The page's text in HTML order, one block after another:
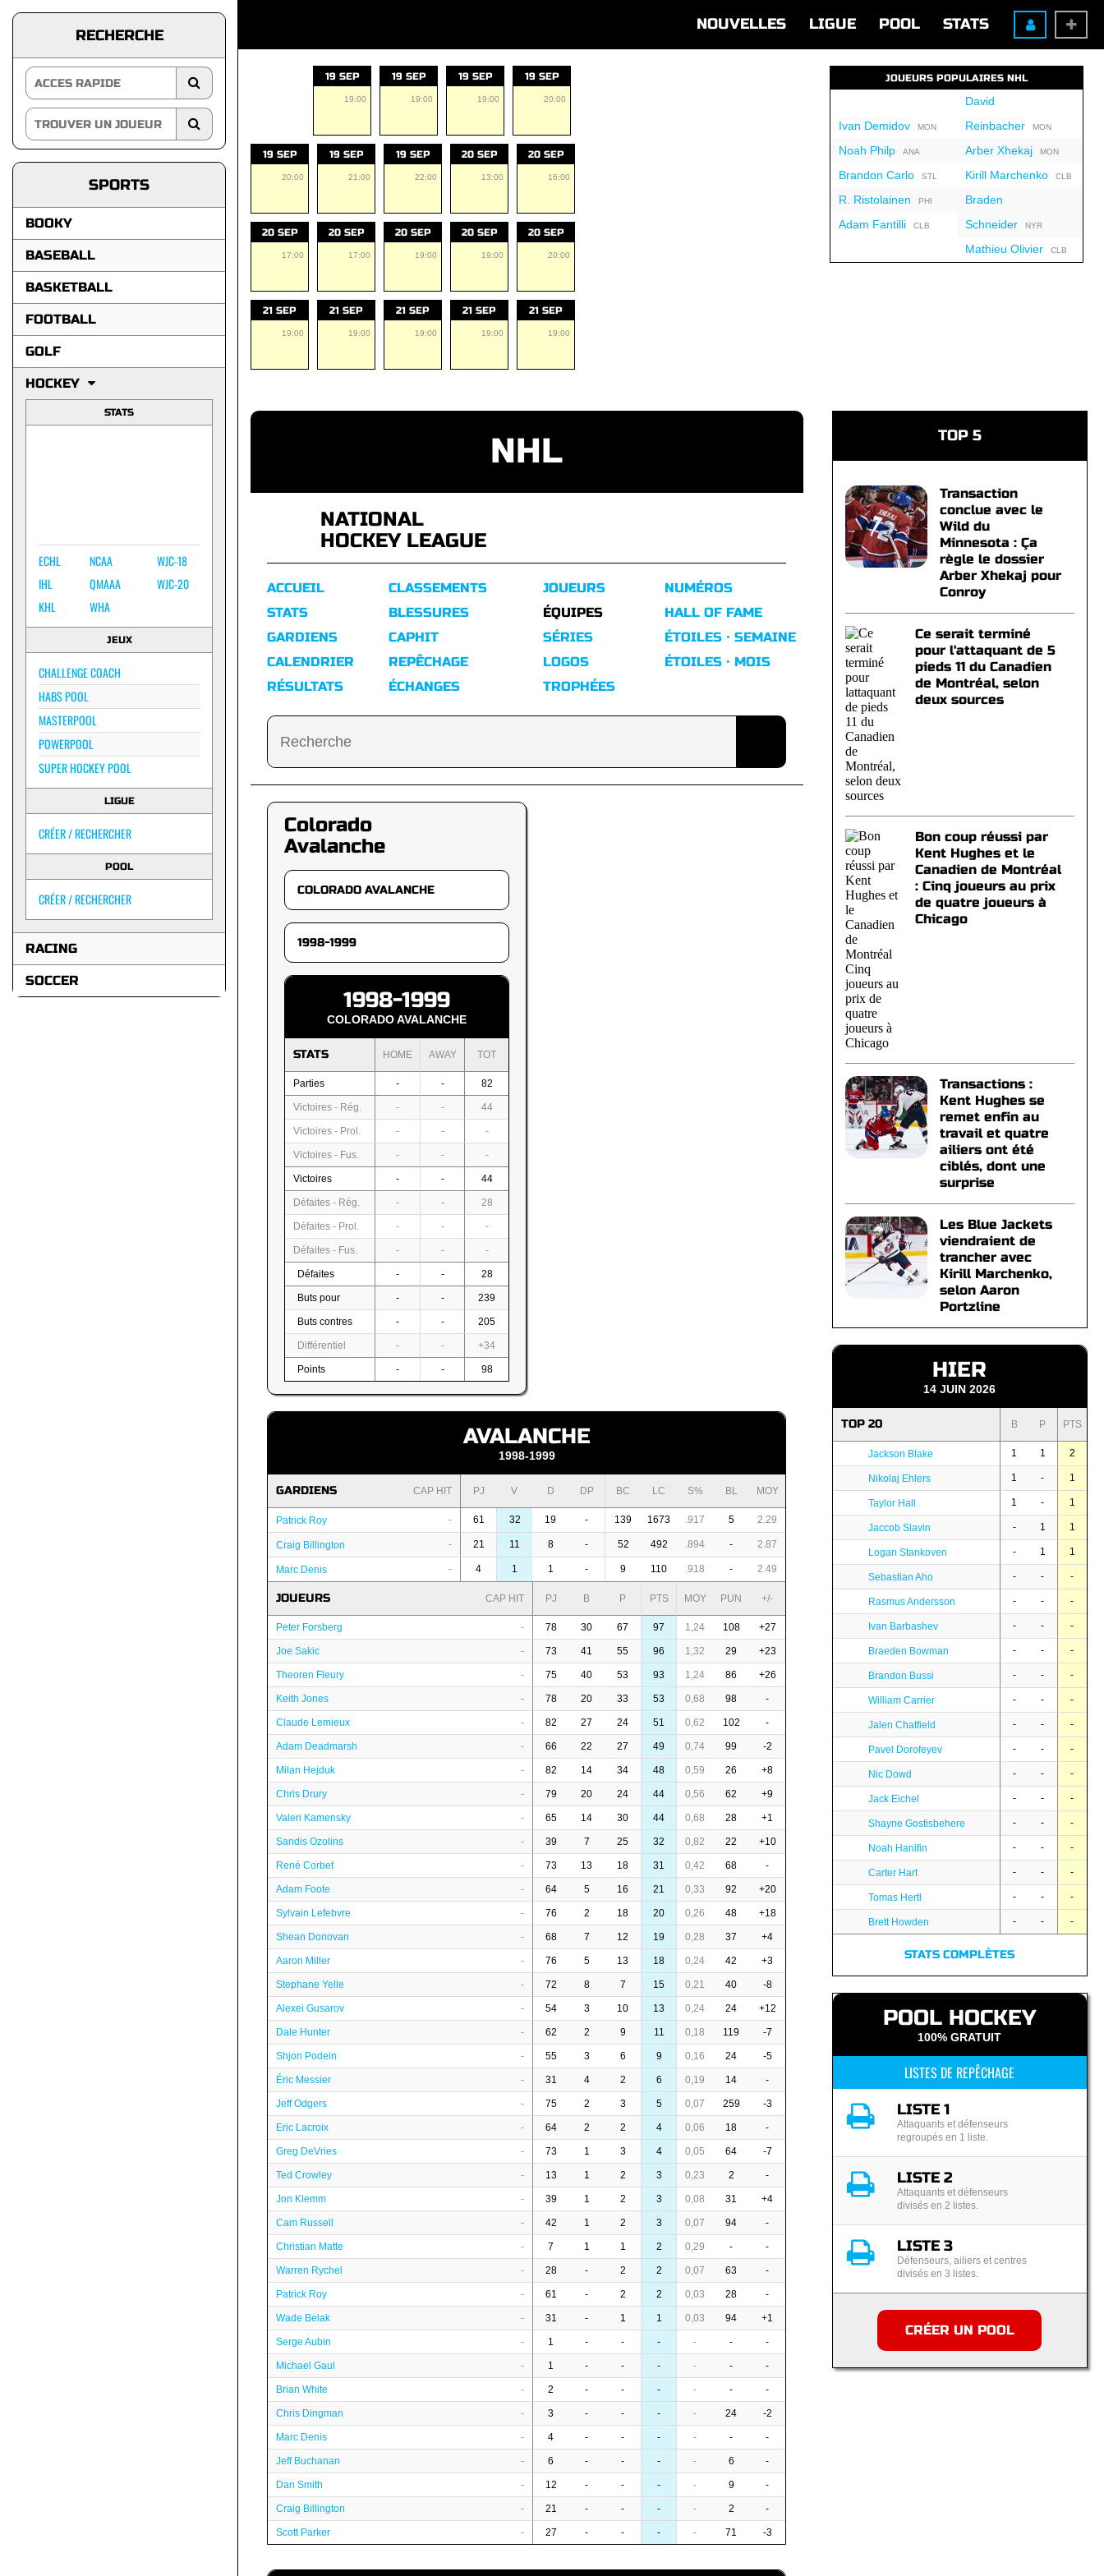
NOUVELLES LIGUE POOL STATS
RECHERCHE
SPORTS
BOOKY
BASEBALL
BASKETBALL
FOOTBALL
GOLF
HOCKEY
STATS
ECHL
IHL
KHL
NCAA
QMAAA
WHA
WJC-18
WJC-20
JEUX
CHALLENGE COACH
HABS POOL
MASTERPOOL
POWERPOOL
SUPER HOCKEY POOL
LIGUE
CRÉER / RECHERCHER
POOL
CRÉER / RECHERCHER
RACING
SOCCER
19 SEP
19:00
19 SEP
19:00
19 SEP
19:00
19 SEP
20:00
19 SEP
20:00
19 SEP
21:00
19 SEP
22:00
20 SEP
13:00
20 SEP
16:00
20 SEP
17:00
20 SEP
17:00
20 SEP
19:00
20 SEP
19:00
20 SEP
20:00
21 SEP
19:00
21 SEP
19:00
21 SEP
19:00
21 SEP
19:00
21 SEP
19:00
JOUEURS POPULAIRES NHL
Ivan DemidovMON
Noah PhilpANA
Brandon CarloSTL
R. Ristolainen PHI
Adam FantilliCLB
David
ReinbacherMON
Arber XhekajMON
Kirill MarchenkoCLB
Braden
SchneiderNYR
Mathieu OlivierCLB
NHL
NATIONAL
HOCKEY LEAGUE
ACCUEIL
STATS
GARDIENS
CALENDRIER
RÉSULTATS
CLASSEMENTS
BLESSURES
CAPHIT
REPÊCHAGE
ÉCHANGES
JOUEURS
ÉQUIPES
SÉRIES
LOGOS
TROPHÉES
NUMÉROS
HALL OF FAME
ÉTOILES · SEMAINE
ÉTOILES · MOIS
Colorado
Avalanche
1998-1999
COLORADO AVALANCHE
STATS HOME AWAY TOT
Parties - - 82
Victoires - Rég. - - 44
Victoires - Prol. - - -
Victoires - Fus. - - -
Victoires - - 44
Défaites - Rég. - - 28
Défaites - Prol. - - -
Défaites - Fus. - - -
Défaites - - 28
Buts pour - - 239
Buts contres - - 205
Différentiel - - +34
Points - - 98
AVALANCHE
1998-1999
GARDIENS CAP HIT PJ V D DP BC LC S% BL MOY
Patrick Roy - 61 32 19 - 139 1673 .917 5 2.29
Craig Billington - 21 11 8 - 52 492 .894 - 2.87
Marc Denis - 4 1 1 - 9 110 .918 - 2.49
JOUEURS CAP HIT PJ B P PTS MOY PUN +/-
Peter Forsberg - 78 30 67 97 1,24 108 +27
Joe Sakic - 73 41 55 96 1,32 29 +23
Theoren Fleury - 75 40 53 93 1,24 86 +26
Keith Jones - 78 20 33 53 0,68 98 -
Claude Lemieux - 82 27 24 51 0,62 102 -
Adam Deadmarsh - 66 22 27 49 0,74 99 -2
Milan Hejduk - 82 14 34 48 0,59 26 +8
Chris Drury - 79 20 24 44 0,56 62 +9
Valeri Kamensky - 65 14 30 44 0,68 28 +1
Sandis Ozolins - 39 7 25 32 0,82 22 +10
René Corbet - 73 13 18 31 0,42 68 -
Adam Foote - 64 5 16 21 0,33 92 +20
Sylvain Lefebvre - 76 2 18 20 0,26 48 +18
Shean Donovan - 68 7 12 19 0,28 37 +4
Aaron Miller - 76 5 13 18 0,24 42 +3
Stephane Yelle - 72 8 7 15 0,21 40 -8
Alexei Gusarov - 54 3 10 13 0,24 24 +12
Dale Hunter - 62 2 9 11 0,18 119 -7
Shjon Podein - 55 3 6 9 0,16 24 -5
Éric Messier - 31 4 2 6 0,19 14 -
Jeff Odgers - 75 2 3 5 0,07 259 -3
Eric Lacroix - 64 2 2 4 0,06 18 -
Greg DeVries - 73 1 3 4 0,05 64 -7
Ted Crowley - 13 1 2 3 0,23 2 -
Jon Klemm - 39 1 2 3 0,08 31 +4
Cam Russell - 42 1 2 3 0,07 94 -
Christian Matte - 7 1 1 2 0,29 - -
Warren Rychel - 28 - 2 2 0,07 63 -
Patrick Roy - 61 - 2 2 0,03 28 -
Wade Belak - 31 - 1 1 0,03 94 +1
Serge Aubin - 1 - - - - - -
Michael Gaul - 1 - - - - - -
Brian White - 2 - - - - - -
Chris Dingman - 3 - - - - 24 -2
Marc Denis - 4 - - - - - -
Jeff Buchanan - 6 - - - - 6 -
Dan Smith - 12 - - - - 9 -
Craig Billington - 21 - - - - 2 -
Scott Parker - 27 - - - - 71 -3
TOP 5
Transaction
conclue avec le
Wild du
Minnesota : Ça
règle le dossier
Arber Xhekaj pour
Conroy
Ce serait terminé
pour l'attaquant de 5
pieds 11 du Canadien
de Montréal, selon
deux sources
Bon coup réussi par
Kent Hughes et le
Canadien de Montréal
: Cinq joueurs au prix
de quatre joueurs à
Chicago
Transactions :
Kent Hughes se
remet enfin au
travail et quatre
ailiers ont été
ciblés, dont une
surprise
Les Blue Jackets
viendraient de
trancher avec
Kirill Marchenko,
selon Aaron
Portzline
HIER
14 JUIN 2026
TOP 20 B P PTS
Jackson Blake 1 1 2
Nikolaj Ehlers 1 - 1
Taylor Hall 1 - 1
Jaccob Slavin - 1 1
Logan Stankoven - 1 1
Sebastian Aho - - -
Rasmus Andersson - - -
Ivan Barbashev - - -
Braeden Bowman - - -
Brandon Bussi - - -
William Carrier - - -
Jalen Chatfield - - -
Pavel Dorofeyev - - -
Nic Dowd - - -
Jack Eichel - - -
Shayne Gostisbehere - - -
Noah Hanifin - - -
Carter Hart - - -
Tomas Hertl - - -
Brett Howden - - -
STATS COMPLÈTES
POOL HOCKEY
100% GRATUIT
LISTES DE REPÊCHAGE
LISTE 1
Attaquants et défenseurs
regroupés en 1 liste.
LISTE 2
Attaquants et défenseurs
divisés en 2 listes.
LISTE 3
Défenseurs, ailiers et centres
divisés en 3 listes.
CRÉER UN POOL